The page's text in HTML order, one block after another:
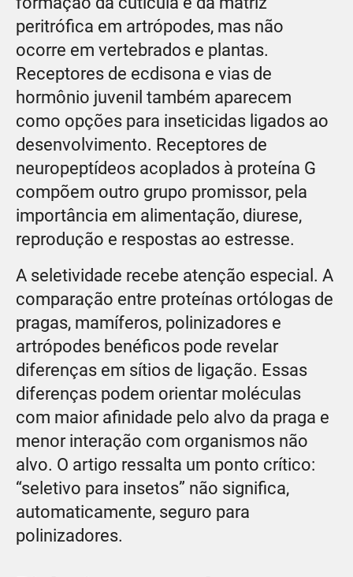
peritrófica em artrópodes, mas não
ocorre em vertebrados e plantas.
Receptores de ecdisona e vias de
hormônio juvenil também aparecem
como opções para inseticidas ligados ao
desenvolvimento. Receptores de
neuropeptídeos acoplados à proteína G
compõem outro grupo promissor, pela
importância em alimentação, diurese,
reprodução e respostas ao estresse.
A seletividade recebe atenção especial. A
comparação entre proteínas ortólogas de
pragas, mamíferos, polinizadores e
artrópodes benéficos pode revelar
diferenças em sítios de ligação. Essas
diferenças podem orientar moléculas
com maior afinidade pelo alvo da praga e
menor interação com organismos não
alvo. O artigo ressalta um ponto crítico:
“seletivo para insetos” não significa,
automaticamente, seguro para
polinizadores.